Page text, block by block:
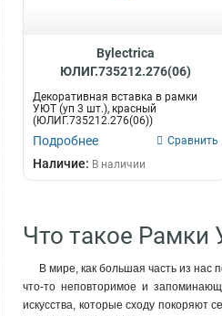
Bylectrica
ЮЛИГ.735212.276(06)
Декоративная вставка в рамки
УЮТ (уп 3 шт.), красный
(ЮЛИГ.735212.276(06))
Подробнее Сравнить
Наличие: В наличии
Что такое
В мире, как большая часть из нас
что-то неповторимое и
искусства, которые сходу покоряют